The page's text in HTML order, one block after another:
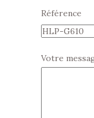
Référence
Votre